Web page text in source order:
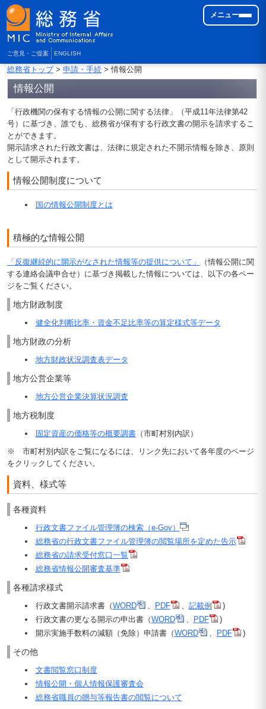
ご意見・ご提案 ENGLISH
メニュー
総務省トップ> 申請・手続> 情報公開
情報公開
「行政機関の保有する情報の公開に関する法律」（平成11年法律第42
号）に基づき、誰でも、総務省が保有する行政文書の開示を請求するこ
とができます。
開示請求された行政文書は、法律に規定された不開示情報を除き、原則
として開示されます。
情報公開制度について
国の情報公開制度とは
積極的な情報公開
「反復継続的に開示がなされた情報等の提供について」
（情報公開に関
する連絡会議申合せ）に基づき掲載した情報については、以下の各ペー
ジをご覧ください。
地方財政制度
健全化判断比率・資金不足比率等の算定様式等データ
地方財政の分析
地方財政状況調査表データ
地方公営企業等
地方公営企業決算状況調査
地方税制度
固定資産の価格等の概要調書（市町村別内訳）
※ 市町村別内訳をご覧になるには、リンク先において各年度のページ
をクリックしてください。
資料、様式等
各種資料
行政文書ファイル管理簿の検索（e-Gov）
総務省の行政文書ファイル管理簿の閲覧場所を定めた告示
総務省の請求受付窓口一覧
総務省情報公開審査基準
各種請求様式
行政文書開示請求書（WORD 、 PDF 、 記載例
)
行政文書の更なる開示の申出書（WORD 、 PDF
)
開示実施手数料の減額（免除）申請書（WORD 、 PDF )
その他
文書閲覧窓口制度
情報公開・個人情報保護審査会
総務省職員の贈与等報告書の閲覧について